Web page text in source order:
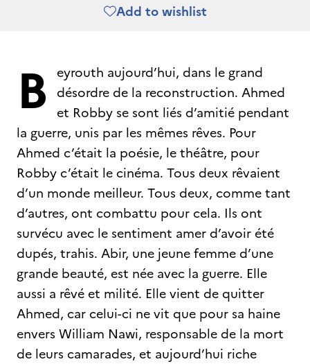
Add to wishlist
B
eyrouth aujourd’hui, dans le grand
désordre de la reconstruction. Ahmed
et Robby se sont liés d’amitié pendant
la guerre, unis par les mêmes rêves. Pour
Ahmed c’était la poésie, le théâtre, pour
Robby c’était le cinéma. Tous deux rêvaient
d’un monde meilleur. Tous deux, comme tant
d’autres, ont combattu pour cela. Ils ont
survécu avec le sentiment amer d’avoir été
dupés, trahis. Abir, une jeune femme d’une
grande beauté, est née avec la guerre. Elle
aussi a rêvé et milité. Elle vient de quitter
Ahmed, car celui-ci ne vit que pour sa haine
envers William Nawi, responsable de la mort
de leurs camarades, et aujourd’hui riche